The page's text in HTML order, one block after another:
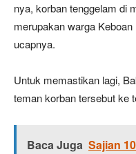
nya, korban tenggelam di
merupakan warga
ucapnya.
Untuk memastikan lagi,
teman korban tersebut ke
Baca Juga Sajian